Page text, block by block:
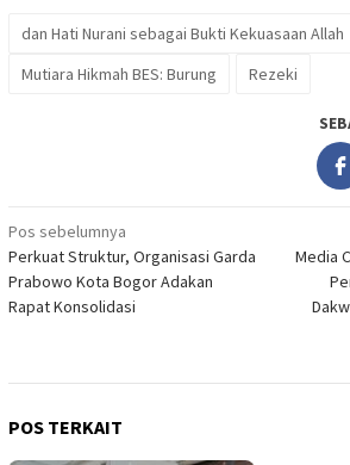
dan Hati Nurani sebagai Bukti Kekuasaan Allah
Mutiara Hikmah BES: Burung
Rezeki
Navigasi
pos
Pos sebelumnya
Perkuat Struktur, Organisasi Garda
Prabowo Kota Bogor Adakan
Rapat Konsolidasi
Media
POS TERKAIT